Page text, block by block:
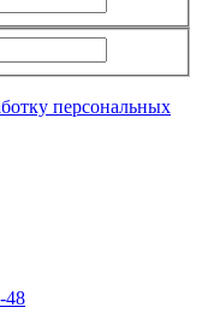
персональных
48